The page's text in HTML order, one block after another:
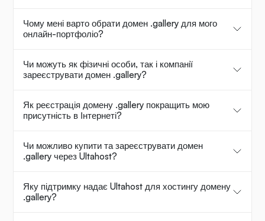
Чому мені варто обрати домен .gallery для мого
онлайн-портфоліо?
Чи можуть як фізичні особи, так і компанії
зареєструвати домен .gallery?
Як реєстрація домену .gallery покращить мою
присутність в Інтернеті?
Чи можливо купити та зареєструвати домен
.gallery через Ultahost?
Яку підтримку надає Ultahost для хостингу домену
.gallery?